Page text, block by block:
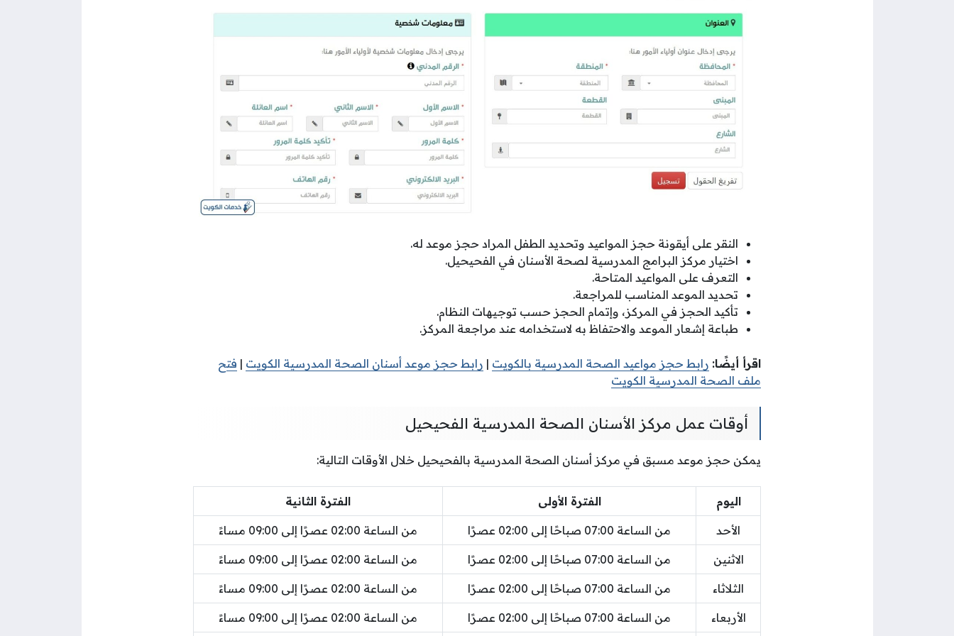
النقر على أيقونة حجز المواعيد وتحديد الطفل المراد حجز موعد له.
اختيار مركز البرامج المدرسية لصحة الأسنان في الفحيحيل.
التعرف على المواعيد المتاحة.
تحديد الموعد المناسب للمراجعة.
تأكيد الحجز في المركز، وإتمام الحجز حسب توجيهات النظام.
طباعة إشعار الموعد والاحتفاظ به لاستخدامه عند مراجعة المركز.
اقرأ أيضًا: رابط حجز مواعيد الصحة المدرسية بالكويت | رابط حجز موعد أسنان الصحة المدرسية الكويت | فتح
ملف الصحة المدرسية الكويت
أوقات عمل مركز الأسنان الصحة المدرسية الفحيحيل
يمكن حجز موعد مسبق في مركز أسنان الصحة المدرسية بالفحيحيل خلال الأوقات التالية:
اليوم الفترة الأولى الفترة الثانية
الأحد من الساعة 07:00 صباحًا إلى 02:00 عصرًا من الساعة 02:00 عصرًا إلى 09:00 مساءً
الاثنين من الساعة 07:00 صباحًا إلى 02:00 عصرًا من الساعة 02:00 عصرًا إلى 09:00 مساءً
الثلاثاء من الساعة 07:00 صباحًا إلى 02:00 عصرًا من الساعة 02:00 عصرًا إلى 09:00 مساءً
الأربعاء من الساعة 07:00 صباحًا إلى 02:00 عصرًا من الساعة 02:00 عصرًا إلى 09:00 مساءً